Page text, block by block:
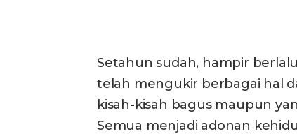
Setahun sudah, hampir
telah mengukir berbagai hal
kisah-kisah bagus maupun
Semua menjadi adonan